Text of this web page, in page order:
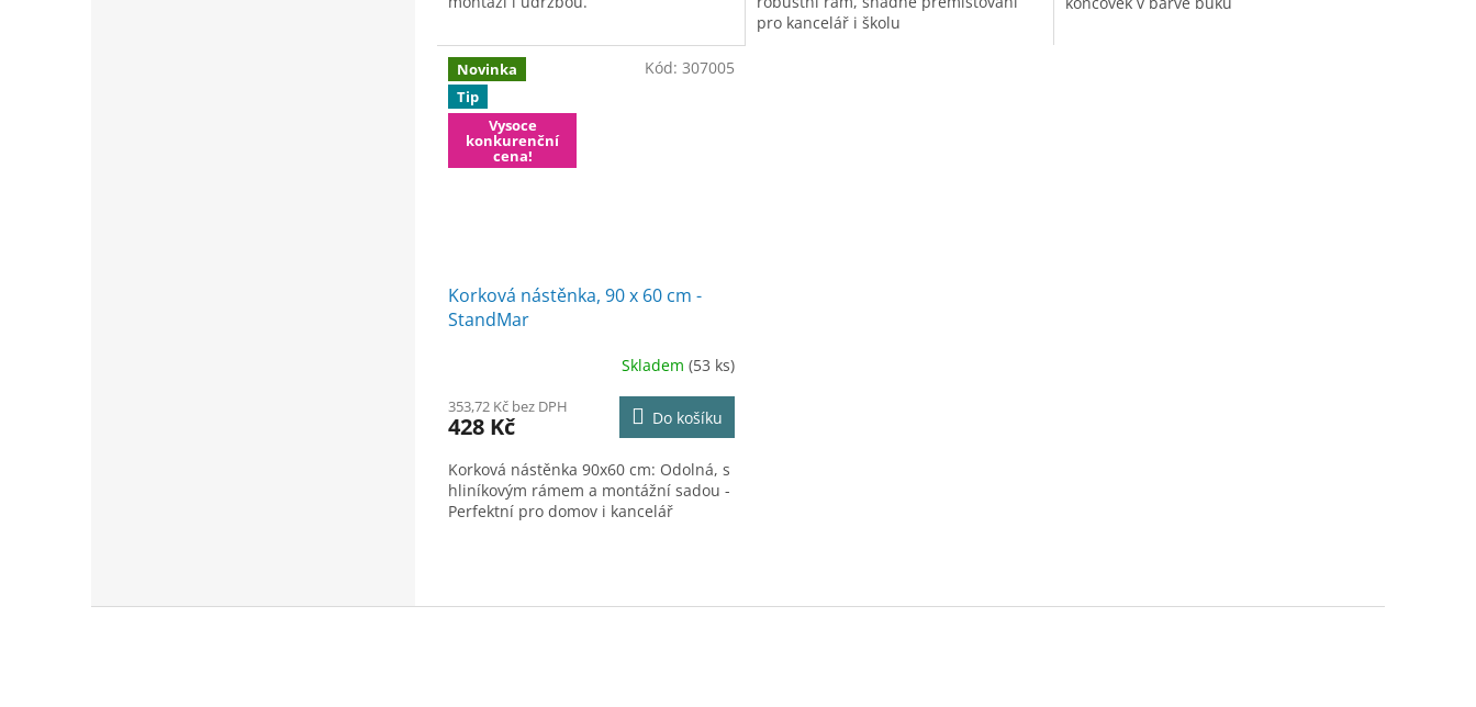
pro kancelář i školu
Novinka
Tip
Vysoce
konkurenční
cena!
Korková nástěnka, 90 x 60 cm -
StandMar
Skladem (53 ks)
353,72 Kč bez DPH
428 Kč Do košíku
Korková nástěnka 90x60 cm: Odolná, s
hliníkovým rámem a montážní sadou -
Perfektní pro domov i kancelář
Kód: 307005
v